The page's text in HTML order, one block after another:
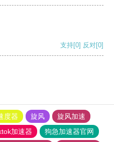
支持[0] 反对[0]
度器 旋风
旋风加速
加速器
狗急加速器官网